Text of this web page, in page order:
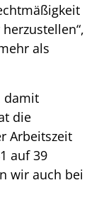
als
damit
die
Arbeitszeit
auf 39
wir auch bei